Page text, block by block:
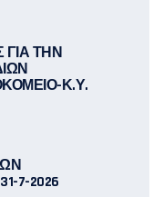
ΤΗΝ
Κ.Υ.
7-2026